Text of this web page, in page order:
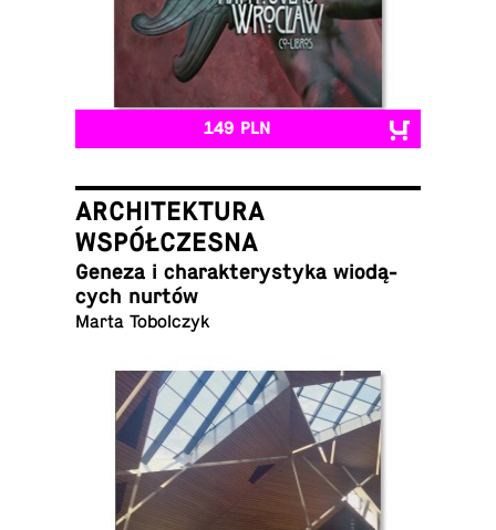
149 PLN
ARCHITEKTURA
WSPÓŁCZESNA
Geneza i cha­rak­te­ry­sty­ka wio­dą­
cych nurtów
Marta Tobolczyk